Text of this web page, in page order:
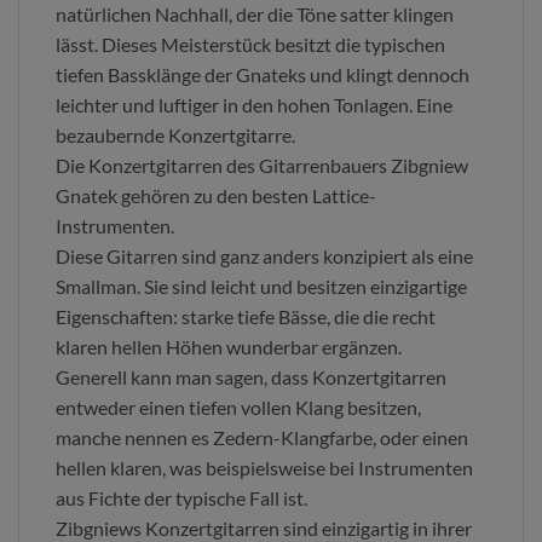
natürlichen Nachhall, der die Töne satter klingen
lässt. Dieses Meisterstück besitzt die typischen
tiefen Bassklänge der Gnateks und klingt dennoch
leichter und luftiger in den hohen Tonlagen. Eine
bezaubernde Konzertgitarre.
Die Konzertgitarren des Gitarrenbauers Zibgniew
Gnatek gehören zu den besten Lattice-
Instrumenten.
Diese Gitarren sind ganz anders konzipiert als eine
Smallman. Sie sind leicht und besitzen einzigartige
Eigenschaften: starke tiefe Bässe, die die recht
klaren hellen Höhen wunderbar ergänzen.
Generell kann man sagen, dass Konzertgitarren
entweder einen tiefen vollen Klang besitzen,
manche nennen es Zedern-Klangfarbe, oder einen
hellen klaren, was beispielsweise bei Instrumenten
aus Fichte der typische Fall ist.
Zibgniews Konzertgitarren sind einzigartig in ihrer